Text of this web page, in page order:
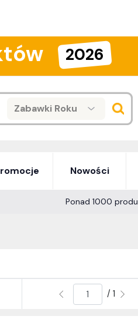
2026
Zabawki Roku
Search
Nowości
Ponad 1000
/ 1